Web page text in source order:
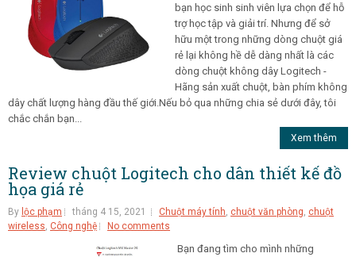
bạn học sinh sinh viên lựa chọn để hỗ
trợ học tập và giải trí. Nhưng để sở
hữu một trong những dòng chuột giá
rẻ lại không hề dễ dàng nhất là các
dòng chuột không dây Logitech -
Hãng sản xuất chuột, bàn phím không
dây chất lượng hàng đầu thế giới.Nếu bỏ qua những chia sẻ dưới đây, tôi
chắc chắn bạn...
Xem thêm
Review chuột Logitech cho dân thiết kế đồ
họa giá rẻ
By lộc phạm tháng 4 15, 2021 Chuột máy tính chuột văn phòng chuột
wireless Công nghệ No comments
Bạn đang tìm cho mình những